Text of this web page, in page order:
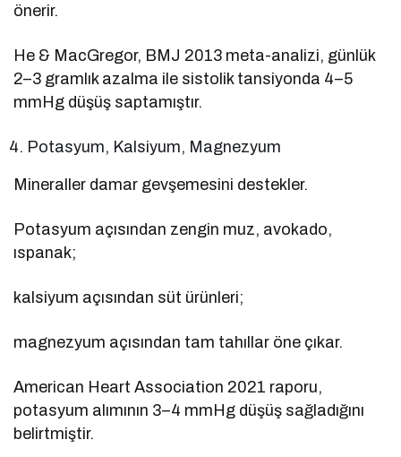
önerir.
He & MacGregor, BMJ 2013 meta-analizi, günlük
2–3 gramlık azalma ile sistolik tansiyonda 4–5
mmHg düşüş saptamıştır.
Potasyum, Kalsiyum, Magnezyum
Mineraller damar gevşemesini destekler.
Potasyum açısından zengin muz, avokado,
ıspanak;
kalsiyum açısından süt ürünleri;
magnezyum açısından tam tahıllar öne çıkar.
American Heart Association 2021 raporu,
potasyum alımının 3–4 mmHg düşüş sağladığını
belirtmiştir.